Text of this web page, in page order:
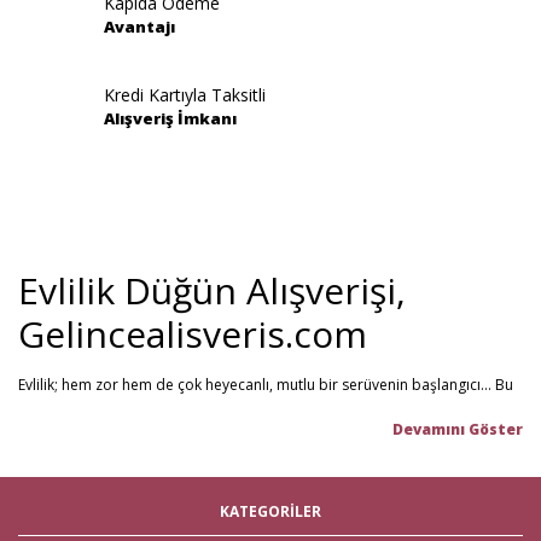
Avantajı
Kredi Kartıyla Taksitli
Alışveriş İmkanı
Evlilik Düğün Alışverişi,
Gelincealisveris.com
Evlilik; hem zor hem de çok heyecanlı, mutlu bir serüvenin başlangıcı... Bu
Gelince Alışveriş; 2013 senesinden beri hizmet veren ve müşteri
gelin hamamı,bekarlığa veda partisi
malzemelerigibi ürünleri tek bir mağaza üzerinden en iyi fiyat ile satın
KATEGORİLER